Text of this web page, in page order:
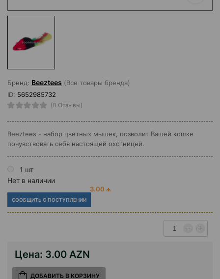
Бренд: Beeztees (Все товары бренда)
ID: 5652985732
(0 Отзывы)
Beeztees - набор цветных мышек, позволит Вашей кошке
почувствовать себя настоящей охотницей.
1 шт
Нет в наличии
3.00 ₼
СООБЩИТЬ О ПОСТУПЛЕНИИ
Цена: 3.00 AZN
ДОБАВИТЬ В КОРЗИНУ